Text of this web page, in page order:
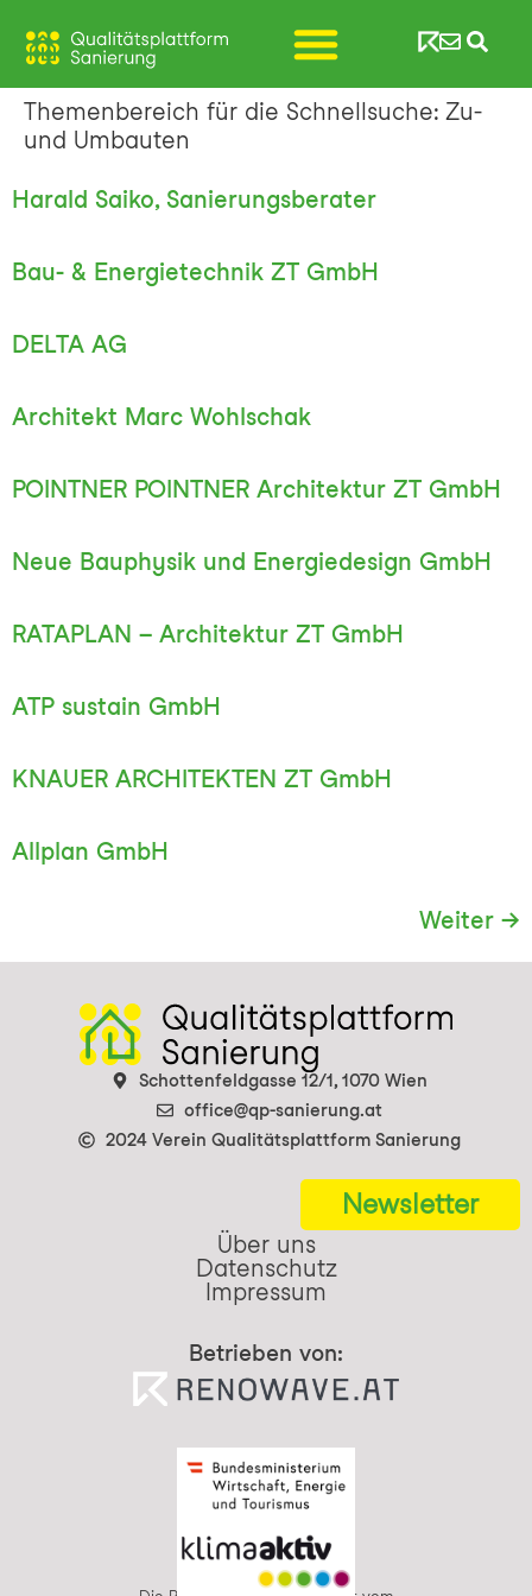
Themenbereich für die Schnellsuche: Zu-
und Umbauten
Harald Saiko, Sanierungsberater
Bau- & Energietechnik ZT GmbH
DELTA AG
Architekt Marc Wohlschak
POINTNER POINTNER Architektur ZT GmbH
Neue Bauphysik und Energiedesign GmbH
RATAPLAN – Architektur ZT GmbH
ATP sustain GmbH
KNAUER ARCHITEKTEN ZT GmbH
Allplan GmbH
Weiter →
Schottenfeldgasse 12/1, 1070 Wien
office@qp-sanierung.at
2024 Verein Qualitätsplattform Sanierung
Newsletter
Über uns
Datenschutz
Impressum
Betrieben von: